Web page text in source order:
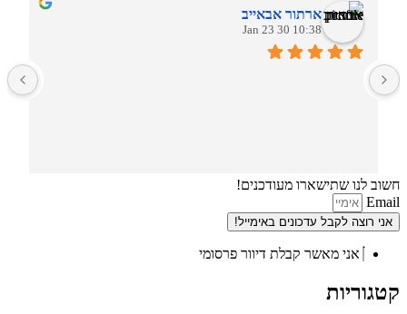
ארתור אבאייב
10:38 30 Jan 23
חשוב לנו שתישארו מעודכנים!
Email
אני רוצה לקבל עדכונים באימייל!
אני מאשר קבלת דיוור פרסומי
קטגוריות